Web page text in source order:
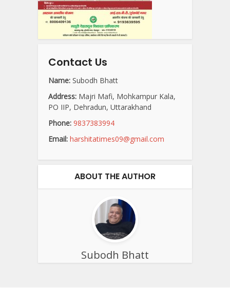
Contact Us
Name: Subodh Bhatt
Address: Majri Mafi, Mohkampur Kala,
PO IIP, Dehradun, Uttarakhand
Phone: 9837383994
Email: harshitatimes09@gmail.com
ABOUT THE AUTHOR
Subodh Bhatt